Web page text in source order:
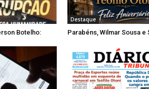
Botelho:
Destaque
Parabéns, Wilmar Sousa e